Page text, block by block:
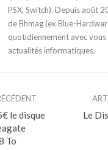
PSX, Switch). Depuis août
de Bhmag (ex Blue-
quotidiennement avec
actualités informatiques.
le disque
To
Le